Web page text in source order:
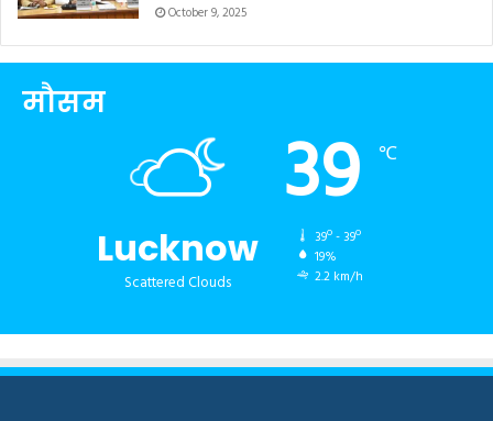
October 9, 2025
मौसम
Lucknow
Scattered Clouds
39 ℃
39º - 39º
19%
2.2 km/h